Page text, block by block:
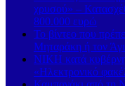
χρυσού» –
800.000 ευρώ
Το βίντεο που
Μηταράκη ή τον
ΝΙΚΗ κατά
«Ηλεκτρονικό